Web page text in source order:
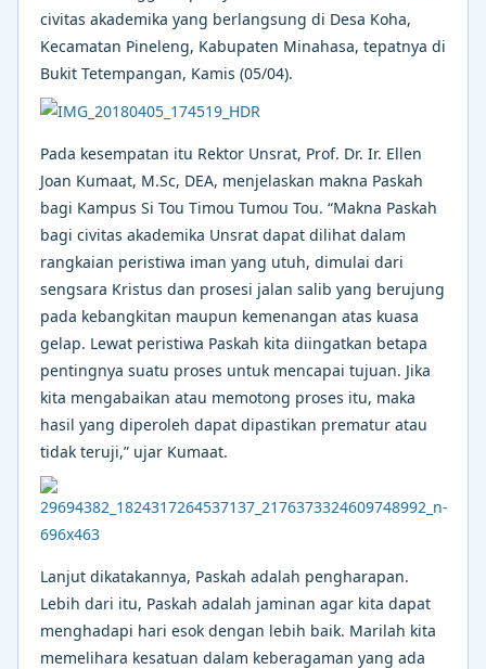
civitas akademika yang berlangsung di Desa Koha,
Kecamatan Pineleng, Kabupaten Minahasa, tepatnya di
Bukit Tetempangan, Kamis (05/04).
Pada kesempatan itu Rektor Unsrat, Prof. Dr. Ir. Ellen
Joan Kumaat, M.Sc, DEA, menjelaskan makna Paskah
bagi Kampus Si Tou Timou Tumou Tou. “Makna Paskah
bagi civitas akademika Unsrat dapat dilihat dalam
rangkaian peristiwa iman yang utuh, dimulai dari
sengsara Kristus dan prosesi jalan salib yang berujung
pada kebangkitan maupun kemenangan atas kuasa
gelap. Lewat peristiwa Paskah kita diingatkan betapa
pentingnya suatu proses untuk mencapai tujuan. Jika
kita mengabaikan atau memotong proses itu, maka
hasil yang diperoleh dapat dipastikan prematur atau
tidak teruji,” ujar Kumaat.
Lanjut dikatakannya, Paskah adalah pengharapan.
Lebih dari itu, Paskah adalah jaminan agar kita dapat
menghadapi hari esok dengan lebih baik. Marilah kita
memelihara kesatuan dalam keberagaman yang ada